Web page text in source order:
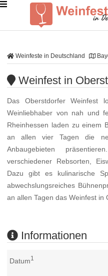
Weinfeste in Deutschland
Weinfest in
Das Oberstdorfer Weinfest
Weinliebhaber von nah und
Rheinhessen laden zu einem
an allen vier Tagen die
Anbaugebieten
verschiedener Rebsorten,
Dazu gibt es kulinarische
abwechslungsreiches
an allen Tagen das Weinfest
Informationen
Datum1